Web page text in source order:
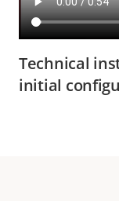
Technical
initial